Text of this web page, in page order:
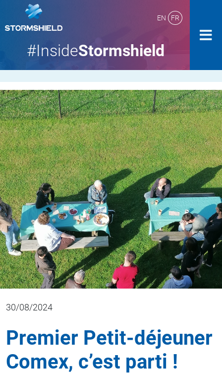
EN FR
#InsideStormshield
30/08/2024
Premier Petit-déjeuner
Comex, c’est parti !